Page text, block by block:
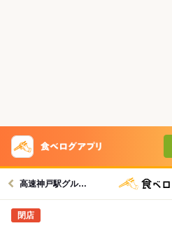
高速神戸駅グルメへ